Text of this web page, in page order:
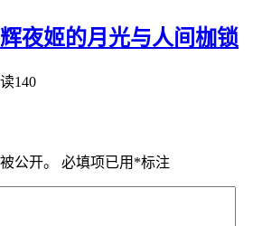
夜姬的月光与人间枷锁
140
公开。 必填项已用 *标注